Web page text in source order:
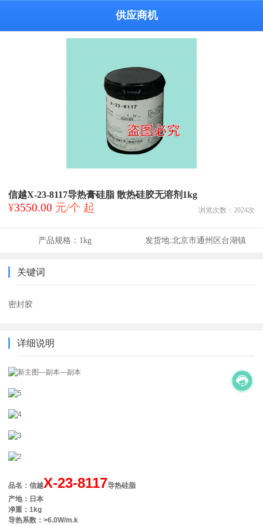
供应商机
信越X-23-8117导热膏硅脂 散热硅胶无溶剂1kg
¥3550.00 元/个 起 浏览次数： 2024次
产品规格： 1kg 发货地:北京市通州区台湖镇
关键词
密封胶
详细说明
品名：信越X-23-8117导热硅脂
产地：日本
净重：1kg
导热系数：>6.0W/m.k